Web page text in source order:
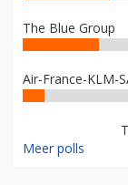
The Blue Group
Air-France-KLM-
Meer polls